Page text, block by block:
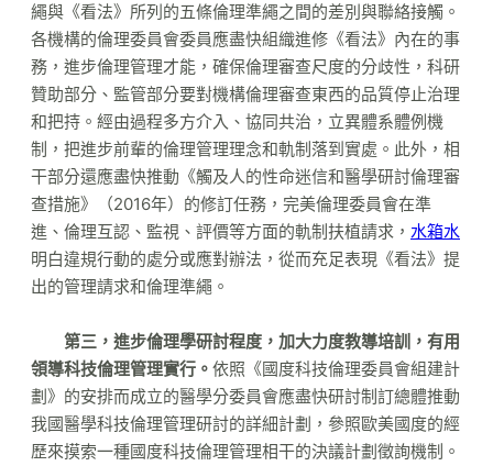
繩與《看法》所列的五條倫理準繩之間的差別與聯絡接觸。
各機構的倫理委員會委員應盡快組織進修《看法》內在的事
務，進步倫理管理才能，確保倫理審查尺度的分歧性，科研
贊助部分、監管部分要對機構倫理審查東西的品質停止治理
和把持。經由過程多方介入、協同共治，立異體系體例機
制，把進步前輩的倫理管理理念和軌制落到實處。此外，相
干部分還應盡快推動《觸及人的性命迷信和醫學研討倫理審
查措施》（2016年）的修訂任務，完美倫理委員會在準
進、倫理互認、監視、評價等方面的軌制扶植請求， 水箱水
明白違規行動的處分或應對辦法，從而充足表現《看法》提
出的管理請求和倫理準繩。
第三，進步倫理學研討程度，加大力度教導培訓，有用
領導科技倫理管理實行。 依照《國度科技倫理委員會組建計
劃》的安排而成立的醫學分委員會應盡快研討制訂總體推動
我國醫學科技倫理管理研討的詳細計劃，參照歐美國度的經
歷來摸索一種國度科技倫理管理相干的決議計劃徵詢機制。